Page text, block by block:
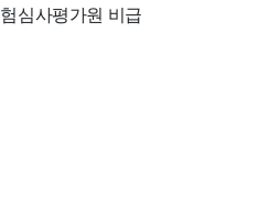
심사평가원 비급